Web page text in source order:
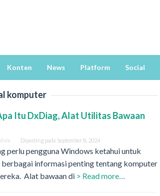
Konten News Platform Social
komputer
Itu DxDiag, Alat Utilitas Bawaan
Diposting pada September 8, 2024
perlu pengguna Windows ketahui untuk
informasi penting tentang komputer
Alat bawaan di > Read more…